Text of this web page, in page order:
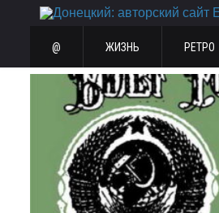
@ ЖИЗНЬ РЕТРО